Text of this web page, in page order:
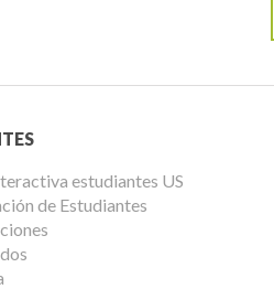
estudiantes US
de Estudiantes